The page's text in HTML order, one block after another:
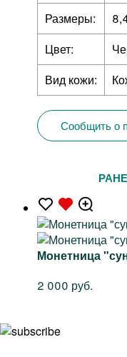
Размеры:
Цвет:
Вид кожи:
Сообщить о
Монетница
2 000 руб.